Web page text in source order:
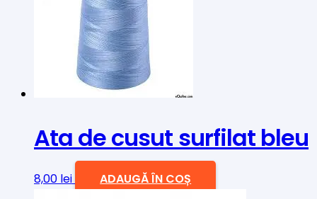
Ata de cusut surfilat bleu
8,00 lei ADAUGĂ ÎN COȘ